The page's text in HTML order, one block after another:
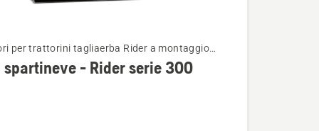
per trattorini tagliaerba Rider a montaggio
spartineve - Rider serie 300